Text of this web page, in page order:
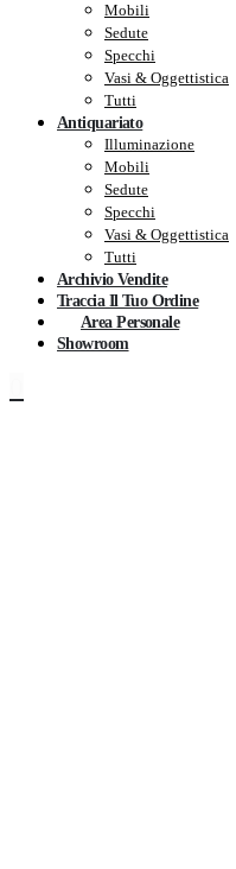
Mobili
Sedute
Specchi
Vasi & Oggettistica
Tutti
Antiquariato
Illuminazione
Mobili
Sedute
Specchi
Vasi & Oggettistica
Tutti
Archivio Vendite
Traccia Il Tuo Ordine
Area Personale
Showroom